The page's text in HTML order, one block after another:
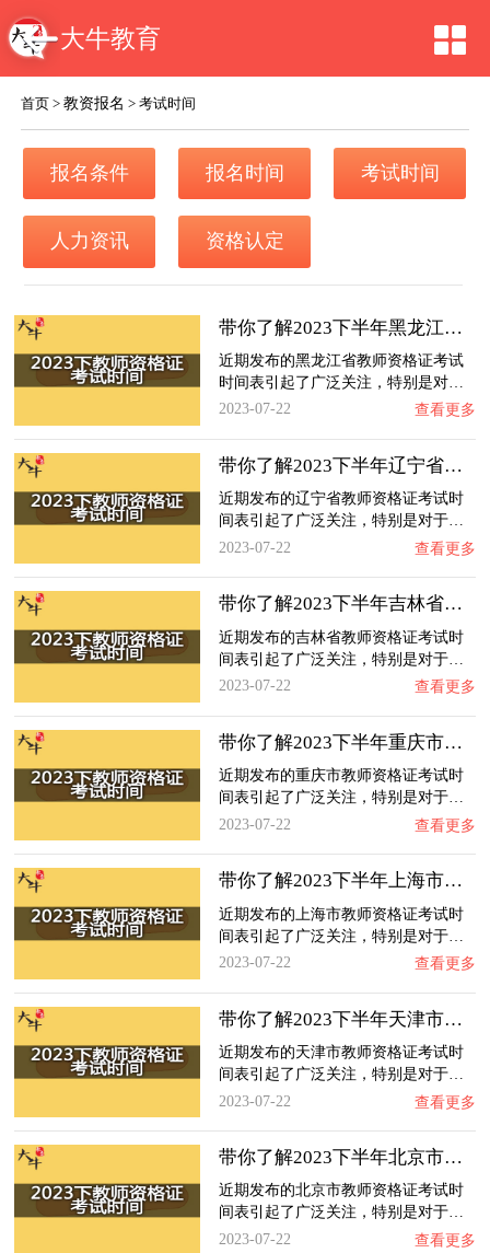
大牛教育
首页 >教资报名 >考试时间
报名条件 报名时间 考试时间
人力资讯 资格认定
带你了解2023下半年黑龙江省教师资格证考试时…
近期发布的黑龙江省教师资格证考试
时间表引起了广泛关注，特别是对…
2023-07-22
查看更多
带你了解2023下半年辽宁省教师资格证考试时间…
近期发布的辽宁省教师资格证考试时
间表引起了广泛关注，特别是对于…
2023-07-22
查看更多
带你了解2023下半年吉林省教师资格证考试时间…
近期发布的吉林省教师资格证考试时
间表引起了广泛关注，特别是对于…
2023-07-22
查看更多
带你了解2023下半年重庆市教师资格证考试时间…
近期发布的重庆市教师资格证考试时
间表引起了广泛关注，特别是对于…
2023-07-22
查看更多
带你了解2023下半年上海市教师资格证考试时间…
近期发布的上海市教师资格证考试时
间表引起了广泛关注，特别是对于…
2023-07-22
查看更多
带你了解2023下半年天津市教师资格证考试时间…
近期发布的天津市教师资格证考试时
间表引起了广泛关注，特别是对于…
2023-07-22
查看更多
带你了解2023下半年北京市教师资格证考试时间…
近期发布的北京市教师资格证考试时
间表引起了广泛关注，特别是对于…
2023-07-22
查看更多